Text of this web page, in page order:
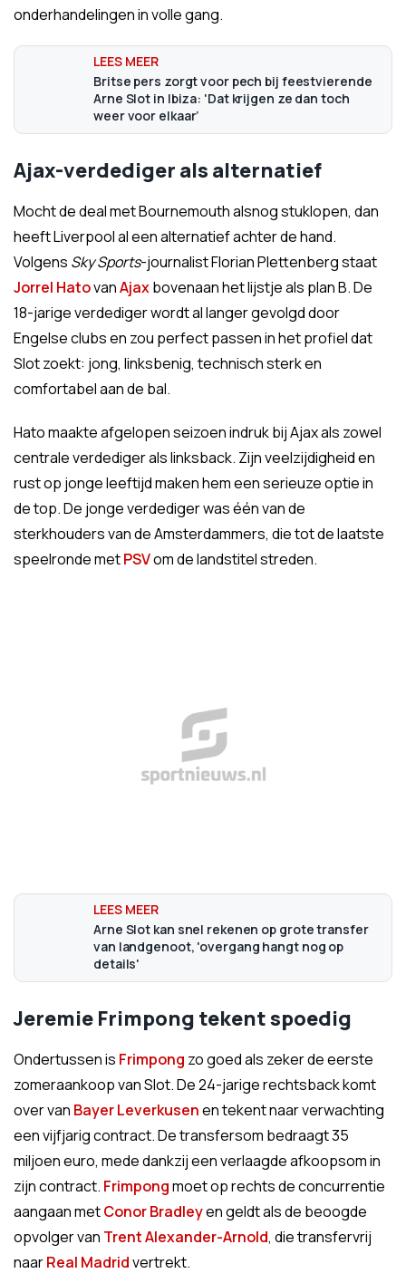
onderhandelingen in volle gang.
Britse pers zorgt voor pech bij feestvierende
Arne Slot in Ibiza: 'Dat krijgen ze dan toch
weer voor elkaar’
Ajax-verdediger als alternatief
Mocht de deal met Bournemouth alsnog stuklopen, dan
heeft Liverpool al een alternatief achter de hand.
Volgens Sky Sports-journalist Florian Plettenberg staat
Jorrel HatovanAjaxbovenaan het lijstje als plan B. De
18-jarige verdediger wordt al langer gevolgd door
Engelse clubs en zou perfect passen in het profiel dat
Slot zoekt: jong, linksbenig, technisch sterk en
comfortabel aan de bal.
Hato maakte afgelopen seizoen indruk bij Ajax als zowel
centrale verdediger als linksback. Zijn veelzijdigheid en
rust op jonge leeftijd maken hem een serieuze optie in
de top. De jonge verdediger was één van de
sterkhouders van de Amsterdammers, die tot de laatste
speelronde metPSVom de landstitel streden.
Arne Slot kan snel rekenen op grote transfer
van landgenoot, 'overgang hangt nog op
details'
Jeremie Frimpong tekent spoedig
Ondertussen is Frimpong zo goed als zeker de eerste
zomeraankoop van Slot. De 24-jarige rechtsback komt
over van Bayer Leverkusenen tekent naar verwachting
een vijfjarig contract. De transfersom bedraagt 35
miljoen euro, mede dankzij een verlaagde afkoopsom in
zijn contract. Frimpongmoet op rechts de concurrentie
aangaan metConor Bradleyen geldt als de beoogde
opvolger van Trent Alexander-Arnold, die transfervrij
naarReal Madridvertrekt.